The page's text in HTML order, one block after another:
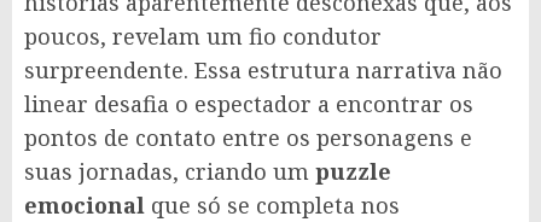
poucos, revelam um fio condutor
surpreendente. Essa estrutura narrativa não
linear desafia o espectador a encontrar os
pontos de contato entre os personagens e
suas jornadas, criando um puzzle
emocional que só se completa nos